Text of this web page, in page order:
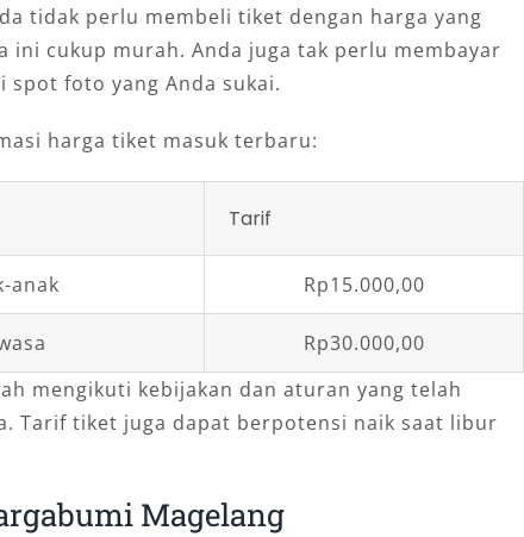
tidak perlu membeli tiket dengan harga yang
ini cukup murah. Anda juga tak perlu membayar
foto yang Anda sukai.
harga tiket masuk terbaru:
Tarif
anak Rp15.000,00
Rp30.000,00
mengikuti kebijakan dan aturan yang telah
Tarif tiket juga dapat berpotensi naik saat libur
Magelang